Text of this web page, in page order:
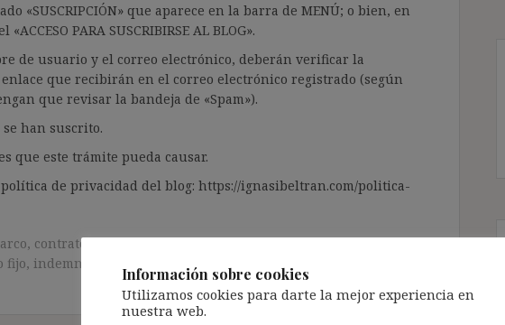
«SUSCRIPCIÓN» que aparece en la barra de MENÚ; o bien, en
PARA SUSCRIBIRSE AL BLOG».
de usuario y el correo electrónico, deberán verificar la
que recibirán en el correo electrónico registrado (según
que revisar la bandeja de «Spam»).
se han suscrito.
que este trámite pueda causar.
de privacidad del blog: https://ignasibeltran.com/politica-
, contrato temporal,de Diego Porras 1,Directiva 1999/70,
fijo, indemnización
Información sobre cookies
Utilizamos cookies para darte la mejor experiencia en
nuestra web.